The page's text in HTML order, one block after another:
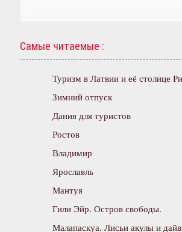
Самые читаемые :
Туризм в Латвии и её столице
Зимний отпуск
Дания для туристов
Ростов
Владимир
Ярославль
Мантуя
Гили Эйр. Остров свободы.
Малапаскуа. Лисьи акулы и